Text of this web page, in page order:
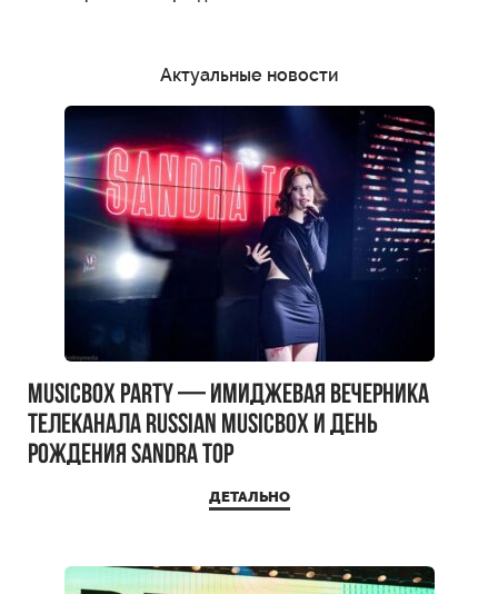
Актуальные новости
MUSICBOX PARTY — имиджевая вечерника
телеканала RUSSIAN MUSICBOX и день
рождения Sandra Top
ДЕТАЛЬНО